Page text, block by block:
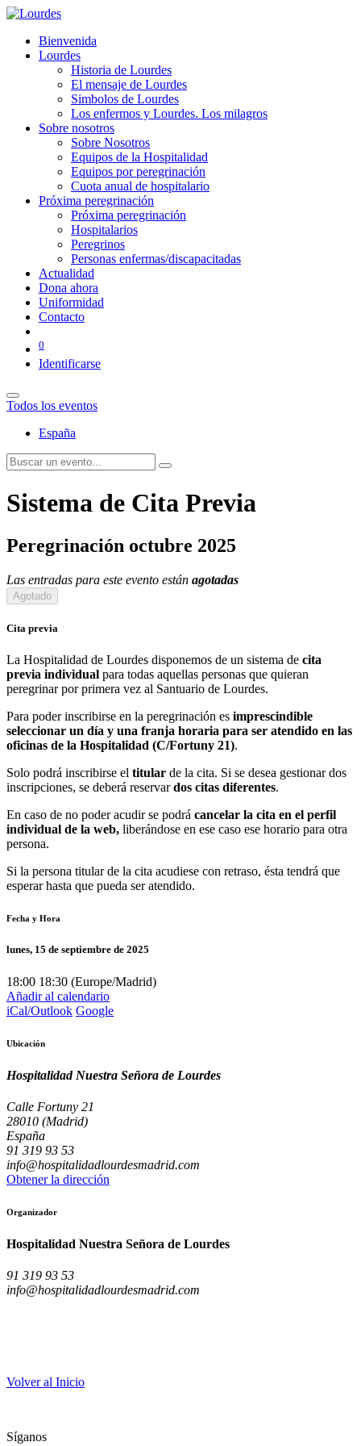
Bienvenida
Lourdes
Historia de Lourdes
El mensaje de Lourdes
Simbolos de Lourdes
Los enfermos y Lourdes. Los milagros
Sobre nosotros
Sobre Nosotros
Equipos de la Hospitalidad
Equipos por peregrinación
Cuota anual de hospitalario
Próxima peregrinación
Próxima peregrinación
Hospitalarios
Peregrinos
Personas enfermas/discapacitadas
Actualidad
Dona ahora
Uniformidad
Contacto
0
Identificarse
Todos los eventos
España
Sistema de Cita Previa
Peregrinación octubre 2025
Las entradas para este evento están agotadas
Agotado
Cita previa
La Hospitalidad de Lourdes disponemos de un sistema de cita
previa individual para todas aquellas personas que quieran
peregrinar por primera vez al Santuario de Lourdes.
Para poder inscribirse en la peregrinación es imprescindible
seleccionar un día y una franja horaria para ser atendido en las
oficinas de la Hospitalidad (C/Fortuny 21).
Solo podrá inscribirse el titular de la cita. Si se desea gestionar dos
inscripciones, se deberá reservardos citas diferentes.
En caso de no poder acudir se podrá cancelar la cita en el perfil
individual de la web, liberándose en ese caso ese horario para otra
persona.
Si la persona titular de la cita acudiese con retraso, ésta tendrá que
esperar hasta que pueda ser atendido.
Fecha y Hora
lunes, 15 de septiembre de 2025
18:00 18:30 (Europe/Madrid)
Añadir al calendario
iCal/Outlook Google
Ubicación
Hospitalidad Nuestra Señora de Lourdes
Calle Fortuny 21
28010 (Madrid)
España
91 319 93 53
info@hospitalidadlourdesmadrid.com
Obtener la dirección
Organizador
Hospitalidad Nuestra Señora de Lourdes
91 319 93 53
info@hospitalidadlourdesmadrid.com
Volver al Inicio
Síganos